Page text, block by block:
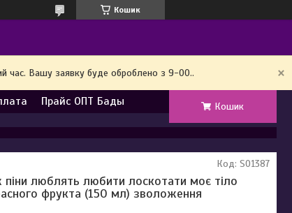
Кошик
час. Вашу заявку буде оброблено з 9-00..
Прайс ОПТ Бады Кошик
люблять любити лоскотати моє тіло
фрукта (150 мл) зволоження
Код: SO1387